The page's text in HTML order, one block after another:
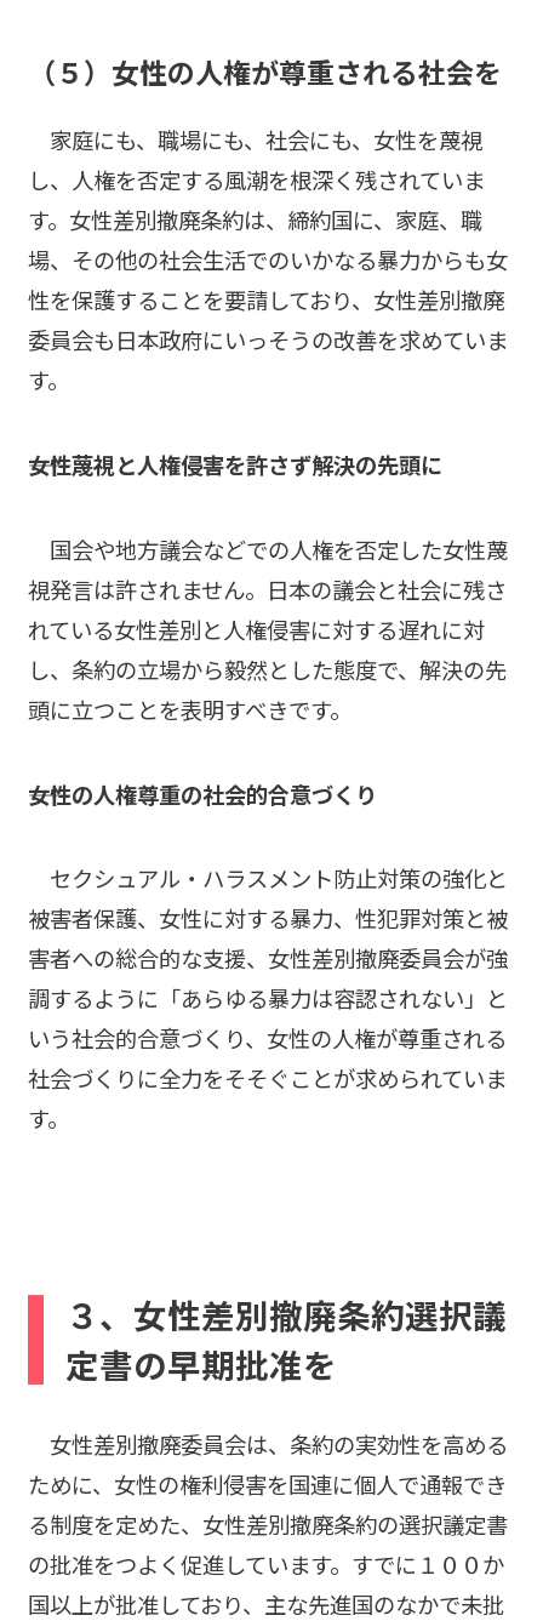
（５）女性の人権が尊重される社会を
家庭にも、職場にも、社会にも、女性を蔑視
し、人権を否定する風潮を根深く残されていま
す。女性差別撤廃条約は、締約国に、家庭、職
場、その他の社会生活でのいかなる暴力からも女
性を保護することを要請しており、女性差別撤廃
委員会も日本政府にいっそうの改善を求めていま
す。
――女性蔑視と人権侵害を許さず解決の先頭に
国会や地方議会などでの人権を否定した女性蔑
視発言は許されません。日本の議会と社会に残さ
れている女性差別と人権侵害に対する遅れに対
し、条約の立場から毅然とした態度で、解決の先
頭に立つことを表明すべきです。
――女性の人権尊重の社会的合意づくり
セクシュアル・ハラスメント防止対策の強化と
被害者保護、女性に対する暴力、性犯罪対策と被
害者への総合的な支援、女性差別撤廃委員会が強
調するように「あらゆる暴力は容認されない」と
いう社会的合意づくり、女性の人権が尊重される
社会づくりに全力をそそぐことが求められていま
す。
３、女性差別撤廃条約選択議
定書の早期批准を
女性差別撤廃委員会は、条約の実効性を高める
ために、女性の権利侵害を国連に個人で通報でき
る制度を定めた、女性差別撤廃条約の選択議定書
の批准をつよく促進しています。すでに１００か
国以上が批准しており、主な先進国のなかで未批